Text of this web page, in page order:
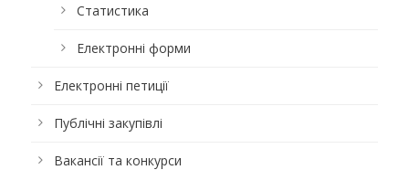
Статистика
Електронні форми
Електронні петиції
Публічні закупівлі
Вакансії та конкурси